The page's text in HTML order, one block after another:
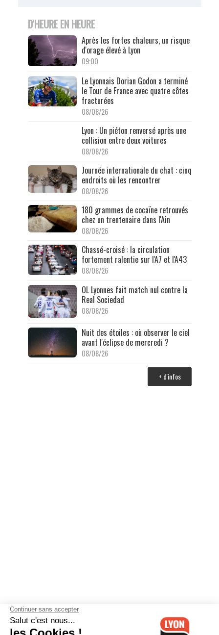
D'HEURE EN HEURE
Après les fortes chaleurs, un risque
d'orage élevé à Lyon
09:00
Le Lyonnais Dorian Godon a terminé
le Tour de France avec quatre côtes
fracturées
08/08/26
Lyon : Un piéton renversé après une
collision entre deux voitures
08/08/26
Journée internationale du chat : cinq
endroits où les rencontrer
08/08/26
180 grammes de cocaïne retrouvés
chez un trentenaire dans l'Ain
08/08/26
Chassé-croisé : la circulation
fortement ralentie sur l'A7 et l'A43
08/08/26
OL Lyonnes fait match nul contre la
Real Sociedad
08/08/26
Nuit des étoiles : où observer le ciel
avant l'éclipse de mercredi ?
08/08/26
+ d'infos